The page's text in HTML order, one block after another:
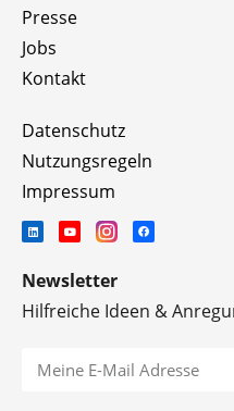
Presse
Jobs
Kontakt
Datenschutz
Nutzungsregeln
Impressum
Newsletter
Hilfreiche Ideen &